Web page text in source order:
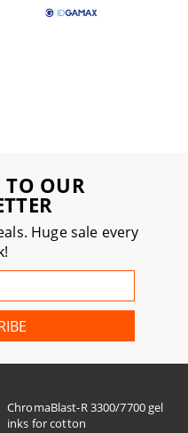
TO OUR
Huge sale every
ChromaBlast-R 3300/7700 gel
inks for cotton